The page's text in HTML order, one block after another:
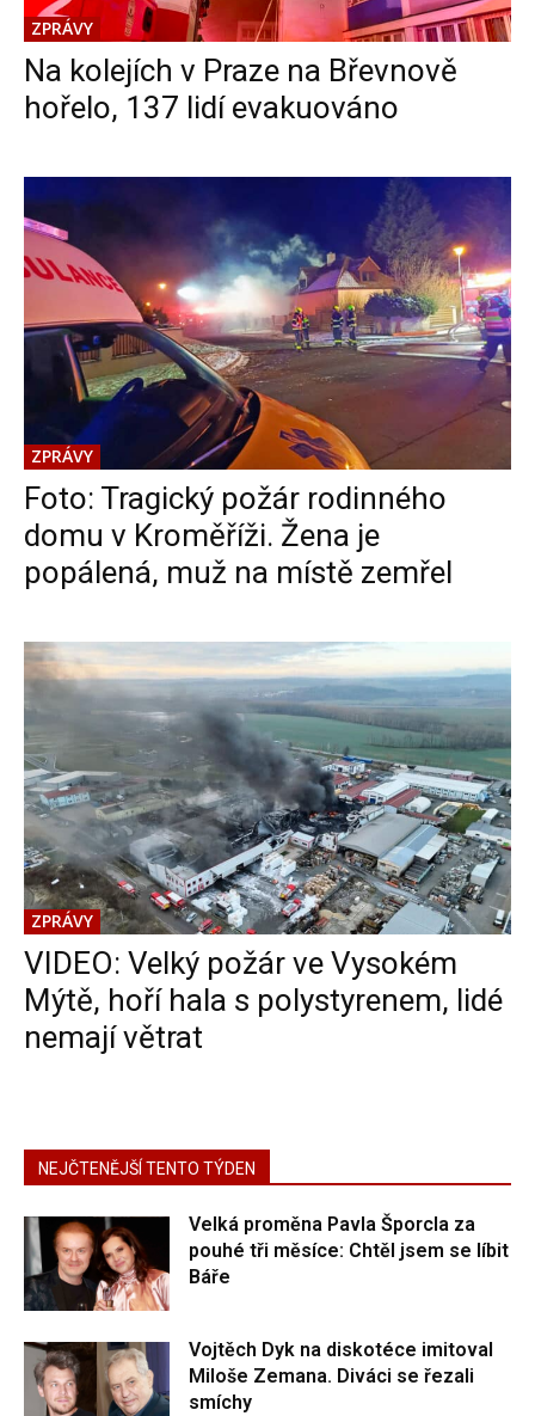
ZPRÁVY
Na kolejích v Praze na Břevnově
hořelo, 137 lidí evakuováno
ZPRÁVY
Foto: Tragický požár rodinného
domu v Kroměříži. Žena je
popálená, muž na místě zemřel
ZPRÁVY
VIDEO: Velký požár ve Vysokém
Mýtě, hoří hala s polystyrenem, lidé
nemají větrat
NEJČTENĚJŠÍ TENTO TÝDEN
Velká proměna Pavla Šporcla za
pouhé tři měsíce: Chtěl jsem se líbit
Báře
Vojtěch Dyk na diskotéce imitoval
Miloše Zemana. Diváci se řezali
smíchy